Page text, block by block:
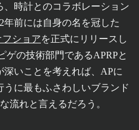
時計とのコラボレーション
年前には自身の名を冠した
フショアを正式にリリースし
ゲの技術部門であるAPRPと
いことを考えれば、APに
に最もふさわしいブランド
流れと言えるだろう。